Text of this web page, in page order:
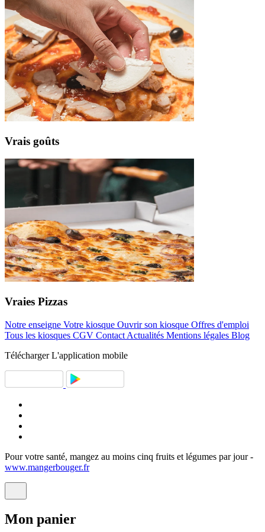
Vrais goûts
Vraies Pizzas
Notre enseigne Votre kiosque Ouvrir son kiosque Offres d'emploi
Tous les kiosques CGV Contact Actualités Mentions légales Blog
Télécharger L'application mobile
Pour votre santé, mangez au moins cinq fruits et légumes par jour -
www.mangerbouger.fr
Mon panier